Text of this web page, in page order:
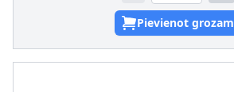
Pievienot grozam